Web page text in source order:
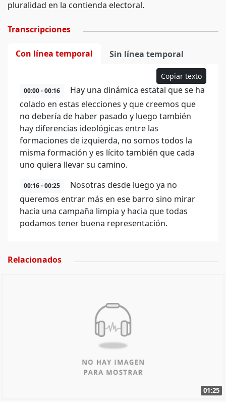
pluralidad en la contienda electoral.
Transcripciones
Con línea temporal Sin línea temporal
Copiar texto
00:00 - 00:16
Hay una dinámica estatal que se ha
colado en estas elecciones y que creemos que
no debería de haber pasado y luego también
hay diferencias ideológicas entre las
formaciones de izquierda, no somos todos la
misma formación y es lícito también que cada
uno quiera llevar su camino.
00:16 - 00:25
Nosotras desde luego ya no
queremos entrar más en ese barro sino mirar
hacia una campaña limpia y hacia que todas
podamos tener buena representación.
Relacionados
01:25